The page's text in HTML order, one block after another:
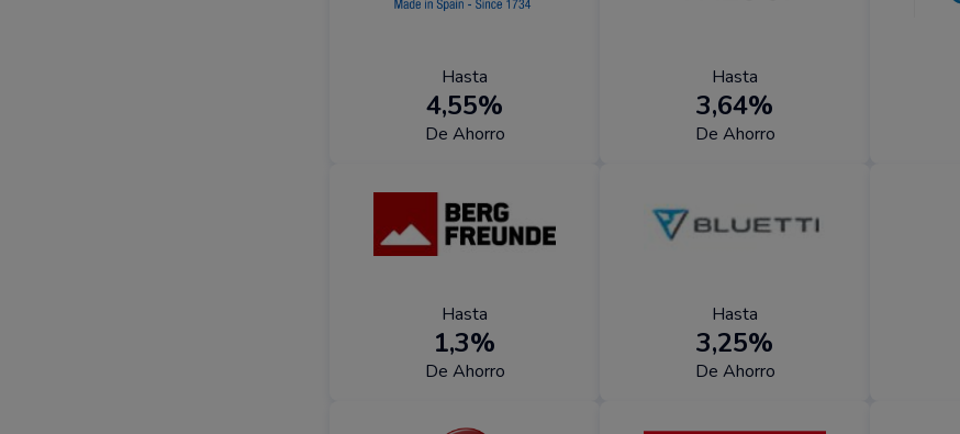
Hasta
4,55%
De Ahorro
Hasta
3,64%
De Ahorro
Hasta
1,3%
De Ahorro
Hasta
3,25%
De Ahorro